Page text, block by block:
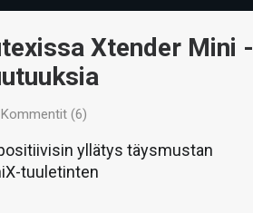
Xtender Mini -
Kommentit (6)
yllätys täysmustan
tuuletinten